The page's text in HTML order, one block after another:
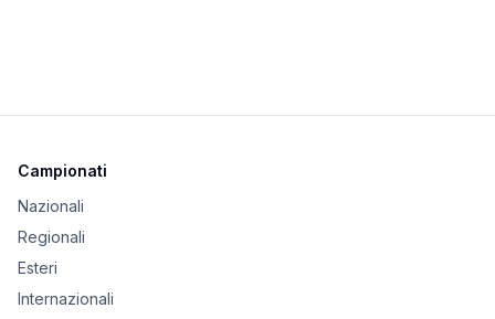
Campionati
Nazionali
Regionali
Esteri
Internazionali